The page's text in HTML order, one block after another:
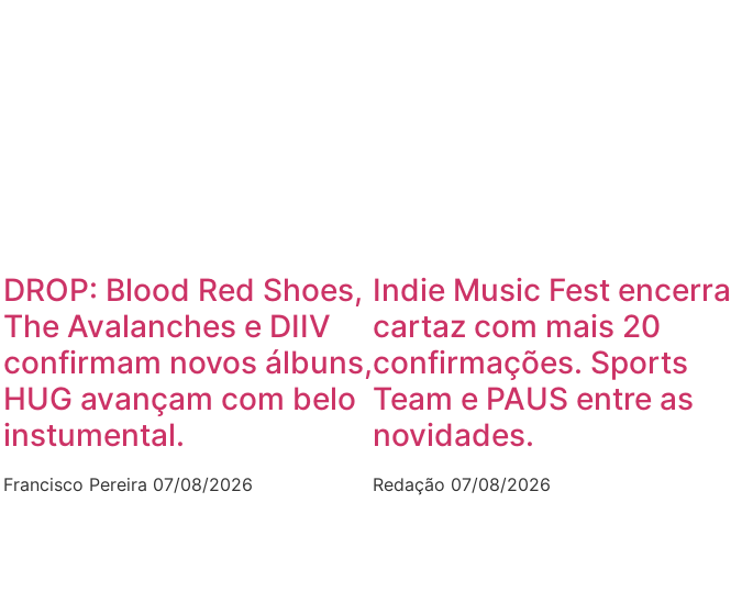
DROP: Blood Red Shoes,
The Avalanches e DIIV
confirmam novos álbuns,
HUG avançam com belo
instumental.
Francisco Pereira 07/08/2026
Indie Music Fest encerra
cartaz com mais 20
confirmações. Sports
Team e PAUS entre as
novidades.
Redação 07/08/2026